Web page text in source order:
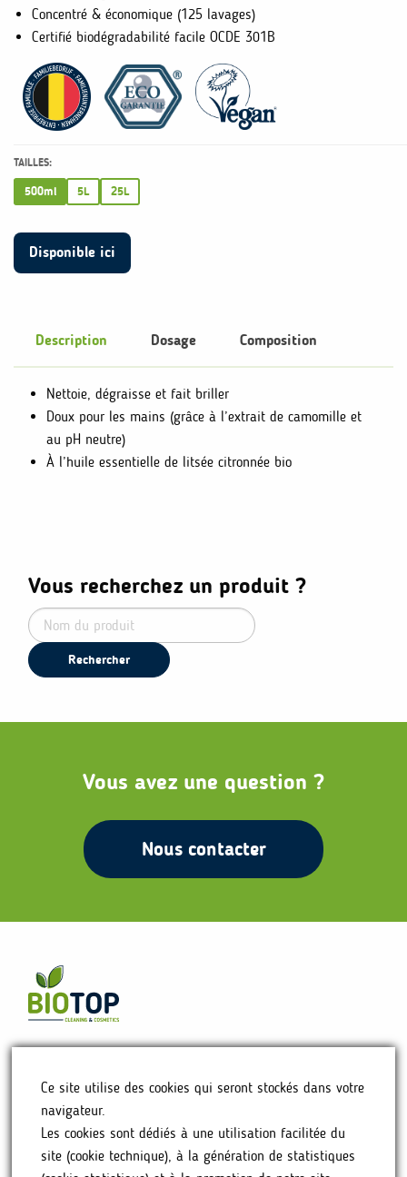
Concentré & économique (125 lavages)
Certifié biodégradabilité facile OCDE 301B
TAILLES:
500ml 5L 25L
Disponible ici
Description Dosage Composition
Nettoie, dégraisse et fait briller
Doux pour les mains (grâce à l’extrait de camomille et
au pH neutre)
À l’huile essentielle de litsée citronnée bio
Vous recherchez un produit ?
Rechercher
Vous avez une question ?
Nous contacter
ACCUEIL
NOS PRODUITS
OÙ NOUS TROUVER
Ce site utilise des cookies qui seront stockés dans votre
navigateur.
Les cookies sont dédiés à une utilisation facilitée du
site (cookie technique), à la génération de statistiques